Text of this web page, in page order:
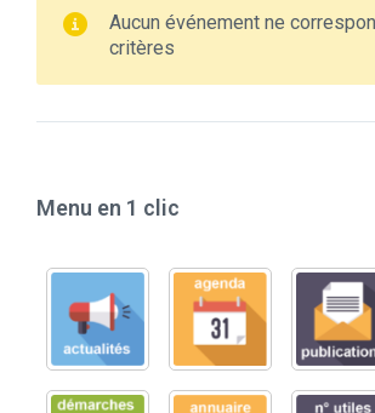
Aucun événement ne
critères
Menu en 1 clic